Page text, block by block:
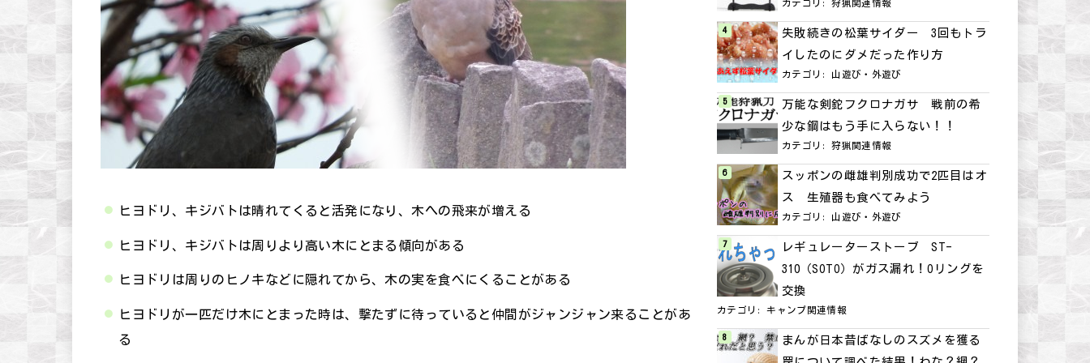
ヒヨドリ、キジバトは晴れてくると活発になり、木への飛来が増える
ヒヨドリ、キジバトは周りより高い木にとまる傾向がある
ヒヨドリは周りのヒノキなどに隠れてから、木の実を食べにくることがある
ヒヨドリが一匹だけ木にとまった時は、撃たずに待っていると仲間がジャンジャン来ることがあ
る
カテゴリ:狩猟関連情報
失敗続きの松葉サイダー 3回もトラ
イしたのにダメだった作り方
カテゴリ: 山遊び・外遊び
万能な剣鉈フクロナガサ 戦前の希
少な鋼はもう手に入らない！！
カテゴリ:狩猟関連情報
スッポンの雌雄判別成功で2匹目はオ
ス 生殖器も食べてみよう
カテゴリ: 山遊び・外遊び
レギュレーターストーブ ST-
310（SOTO）がガス漏れ！Oリングを
交換
カテゴリ:キャンプ関連情報
まんが日本昔ばなしのスズメを獲る